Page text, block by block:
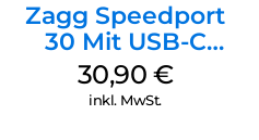
Zagg Speedport
30 Mit USB-C
Kabel Weiß
30,90 €
inkl. MwSt.